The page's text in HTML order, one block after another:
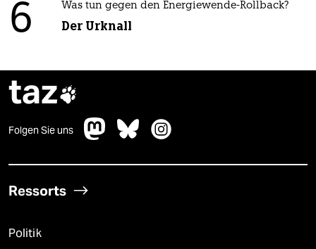
6 Was tun gegen den Energiewende-Rollback?
Der Urknall
taz
Folgen Sie uns
Ressorts
Politik